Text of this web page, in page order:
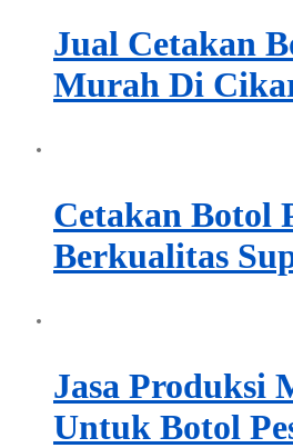
Jual Cetakan
Murah Di
Cetakan Botol
Berkualitas
Jasa Produksi
Untuk Botol